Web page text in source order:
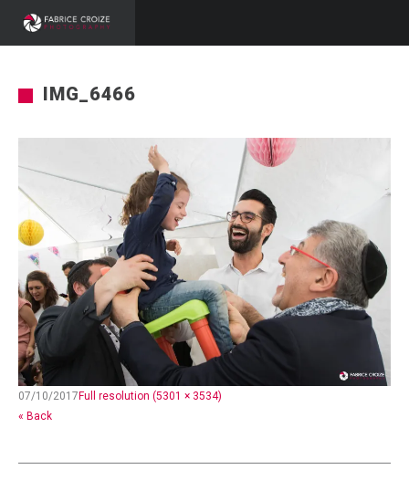
IMG_6466
07/10/2017 Full resolution (5301 × 3534)
« Back